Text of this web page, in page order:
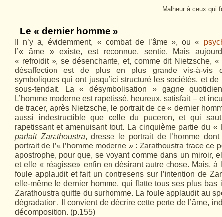
Malheur à ceux qui
Le « dernier homme »
Il n’y a, évidemment, « combat de l’âme », ou «
l’« âme » existe, est reconnue, sentie. Mais
« refroidit », se désenchante, et, comme dit Nietzsche,
désaffection est de plus en plus grande vis-à-vis
symboliques qui ont jusqu’ici structuré les sociétés, et
sous-tendait. La « désymbolisation » gagne
L’homme moderne est rapetissé, heureux, satisfait – et
de tracer, après Nietzsche, le portrait de ce « dernier
aussi indestructible que celle du puceron, et qui
rapetissant et amenuisant tout. La cinquième partie du
parlait Zarathoustra, dresse le portrait de l’homme
portrait de l’« l’homme moderne » : Za­rathoustra trace ce
apostrophe, pour que, se voyant comme dans un miroir,
et elle « réagisse» enfin en désirant autre chose. Mais, à
foule applaudit et fait un contresens sur l’intention de
elle-même le dernier homme, qui flatte tous ses plus bas
Zarathoustra quitte du surhomme. La foule applaudit au
dégradation. Il convient de décrire cette perte de l’âme,
décomposition. (p.155)